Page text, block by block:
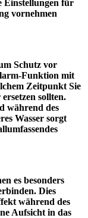
Einstellungen für
vornehmen
Schutz vor
Funktion mit
Zeitpunkt Sie
sollten.
während des
Wasser sorgt
es besonders
Dies
während des
Aufsicht in das